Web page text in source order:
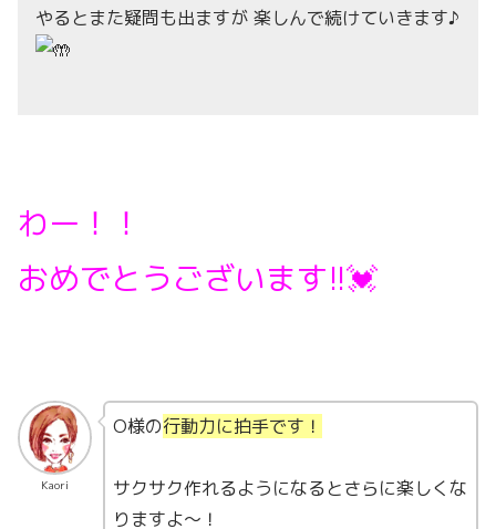
やるとまた疑問も出ますが 楽しんで続けていきます♪
わー！！
おめでとうございます!!💓
Kaori
O様の行動力に拍手です！
サクサク作れるようになるとさらに楽しくな
りますよ～！